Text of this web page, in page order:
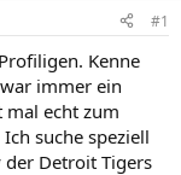
#1
Kenne
immer ein
mal echt zum
suche speziell
der Detroit Tigers